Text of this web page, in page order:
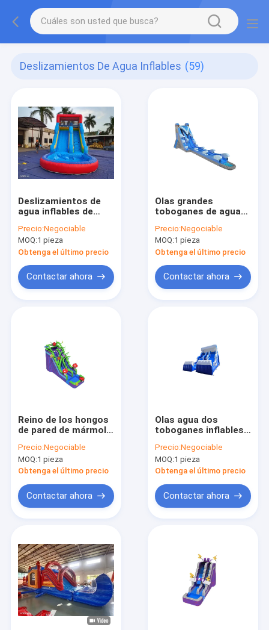
Deslizamientos De Agua Inflables (59)
Deslizamientos de
agua inflables de
con piscina
Precio:Negociable
MOQ:1 pieza
Obtenga el último precio
Contactar ahora
Olas grandes
toboganes de agua
larga Color azul
Precio:Negociable
MOQ:1 pieza
Obtenga el último precio
Contactar ahora
Reino de los hongos
de pared de mármol
de agua con piscina
Precio:Negociable
MOQ:1 pieza
Obtenga el último precio
Contactar ahora
Olas agua dos
toboganes inflables
dos piscinas
Precio:Negociable
MOQ:1 pieza
Obtenga el último precio
Contactar ahora